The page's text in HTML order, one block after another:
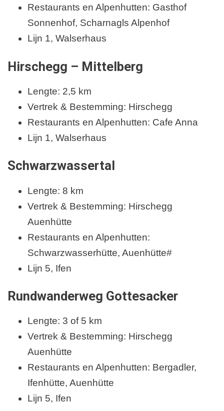
Restaurants en Alpenhutten: Gasthof
Sonnenhof, Scharnagls Alpenhof
Lijn 1, Walserhaus
Hirschegg – Mittelberg
Lengte: 2,5 km
Vertrek & Bestemming: Hirschegg
Restaurants en Alpenhutten: Cafe Anna
Lijn 1, Walserhaus
Schwarzwassertal
Lengte: 8 km
Vertrek & Bestemming: Hirschegg
Auenhütte
Restaurants en Alpenhutten:
Schwarzwasserhütte, Auenhütte#
Lijn 5, Ifen
Rundwanderweg Gottesacker
Lengte: 3 of 5 km
Vertrek & Bestemming: Hirschegg
Auenhütte
Restaurants en Alpenhutten: Bergadler,
Ifenhütte, Auenhütte
Lijn 5, Ifen